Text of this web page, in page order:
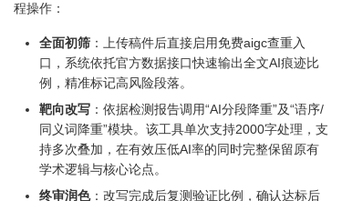
程操作：
全面初筛 ：上传稿件后直接启用免费aigc查重入
口，系统依托官方数据接口快速输出全文AI痕迹比
例，精准标记高风险段落。
靶向改写 ：依据检测报告调用“AI分段降重”及“语序/
同义词降重”模块。该工具单次支持2000字处理，支
持多次叠加，在有效压低AI率的同时完整保留原有
学术逻辑与核心论点。
终审润色：改写完成后复测验证比例，确认达标后